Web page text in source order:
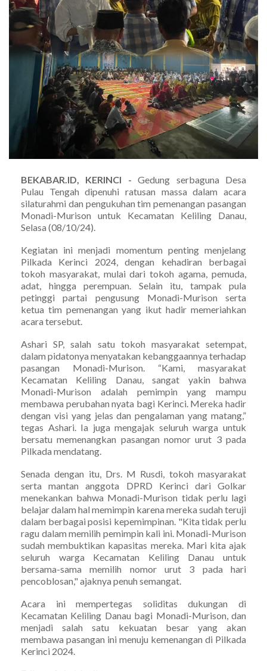
BEKABAR.ID, KERINCI -Gedung serbaguna Desa
Pulau Tengah dipenuhi ratusan massa dalam acara
silaturahmi dan pengukuhan tim pemenangan pasangan
Monadi-Murison untuk Kecamatan Keliling Danau,
Selasa (08/10/24).
Kegiatan ini menjadi momentum penting menjelang
Pilkada Kerinci 2024, dengan kehadiran berbagai
tokoh masyarakat, mulai dari tokoh agama, pemuda,
adat, hingga perempuan. Selain itu, tampak pula
petinggi partai pengusung Monadi-Murison serta
ketua tim pemenangan yang ikut hadir memeriahkan
acara tersebut.
Ashari SP, salah satu tokoh masyarakat setempat,
dalam pidatonya menyatakan kebanggaannya terhadap
pasangan Monadi-Murison. “Kami, masyarakat
Kecamatan Keliling Danau, sangat yakin bahwa
Monadi-Murison adalah pemimpin yang mampu
membawa perubahan nyata bagi Kerinci. Mereka hadir
dengan visi yang jelas dan pengalaman yang matang,”
tegas Ashari. Ia juga mengajak seluruh warga untuk
bersatu memenangkan pasangan nomor urut 3 pada
Pilkada mendatang.
Senada dengan itu, Drs. M Rusdi, tokoh masyarakat
serta mantan anggota DPRD Kerinci dari Golkar
menekankan bahwa Monadi-Murison tidak perlu lagi
belajar dalam hal memimpin karena mereka sudah teruji
dalam berbagai posisi kepemimpinan. "Kita tidak perlu
ragu dalam memilih pemimpin kali ini. Monadi-Murison
sudah membuktikan kapasitas mereka. Mari kita ajak
seluruh warga Kecamatan Keliling Danau untuk
bersama-sama memilih nomor urut 3 pada hari
pencoblosan," ajaknya penuh semangat.
Acara ini mempertegas soliditas dukungan di
Kecamatan Keliling Danau bagi Monadi-Murison, dan
menjadi salah satu kekuatan besar yang akan
membawa pasangan ini menuju kemenangan di Pilkada
Kerinci 2024.